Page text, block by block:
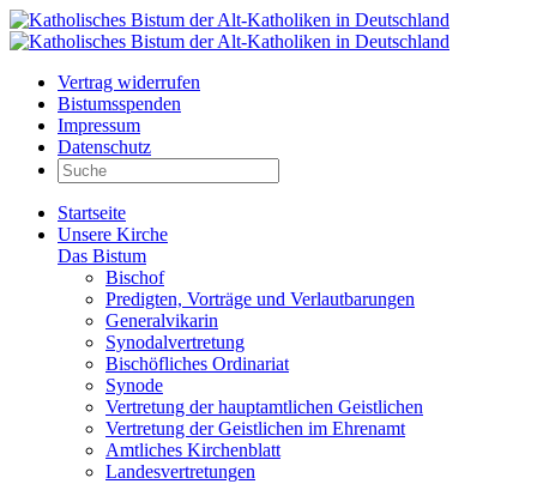
Vertrag widerrufen
Bistumsspenden
Impressum
Datenschutz
Startseite
Unsere Kirche
Das Bistum
Bischof
Predigten, Vorträge und Verlautbarungen
Generalvikarin
Synodalvertretung
Bischöfliches Ordinariat
Synode
Vertretung der hauptamtlichen Geistlichen
Vertretung der Geistlichen im Ehrenamt
Amtliches Kirchenblatt
Landesvertretungen